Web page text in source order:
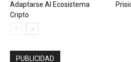
Adaptarse Al Ecosistema
Cripto
PUBLICIDAD